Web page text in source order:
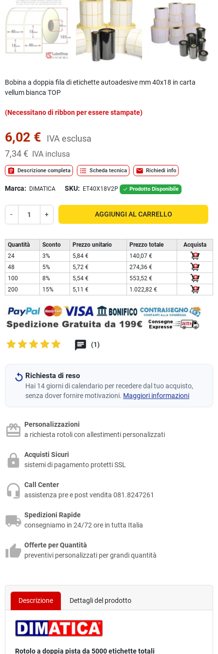
Bobina a doppia fila di etichette autoadesive mm 40x18 in carta
vellum bianca TOP
(Necessitano di ribbon per essere stampate)
6,02 €
IVA esclusa
7,34 €
IVA inclusa
assignment Descrizione completa format_list_bulleted Scheda tecnica mail Richiedi info
Marca: DIMATICA SKU: ET40X18V2P  Prodotto Disponibile
- + AGGIUNGI AL CARRELLO
Quantità Sconto Prezzo unitario Prezzo totale
Acquista
24
3% 5,84 €
140,07 €
48
5% 5,72 €
274,36 €
100
8% 5,54 €
553,52 €
200
15% 5,11 € 1.022,82 €
(1)
Richiesta di reso
Hai 14 giorni di calendario per recedere dal tuo acquisto,
senza dover fornire motivazioni. Maggiori informazioni
Personalizzazioni
a richiesta rotoli con allestimenti personalizzati
Acquisti Sicuri
sistemi di pagamento protetti SSL
Call Center
assistenza pre e post vendita 081.8247261
Spedizioni Rapide
consegniamo in 24/72 ore in tutta Italia
Offerte per Quantità
preventivi personalizzati per grandi quantità
Descrizione Dettagli del prodotto
Rotolo a doppia pista da 5000 etichette totali